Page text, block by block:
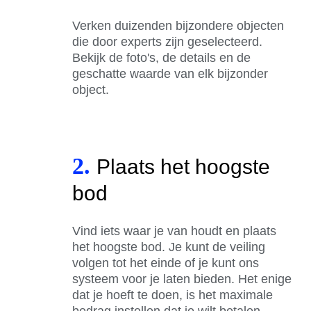
Verken duizenden bijzondere objecten
die door experts zijn geselecteerd.
Bekijk de foto's, de details en de
geschatte waarde van elk bijzonder
object.
2. Plaats het hoogste
bod
Vind iets waar je van houdt en plaats
het hoogste bod. Je kunt de veiling
volgen tot het einde of je kunt ons
systeem voor je laten bieden. Het enige
dat je hoeft te doen, is het maximale